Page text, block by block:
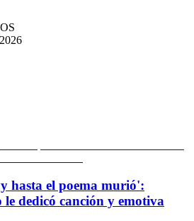
hasta el poema murió':
dedicó canción y emotiva